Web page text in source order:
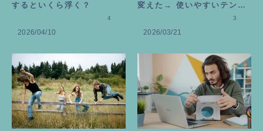
するといくら浮く？
2026/04/10
4
変えた→ 使いやすいテンプ
2026/03/21
3